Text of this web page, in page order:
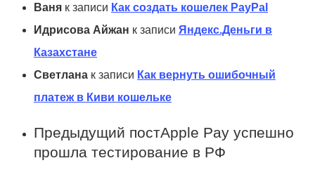
Ваня к записи Как создать кошелек PayPal
Идрисова Айжан к записи Яндекс.Деньги в
Казахстане
Светлана к записи Как вернуть ошибочный
платеж в Киви кошельке
Предыдущий постApple Pay успешно
прошла тестирование в РФ